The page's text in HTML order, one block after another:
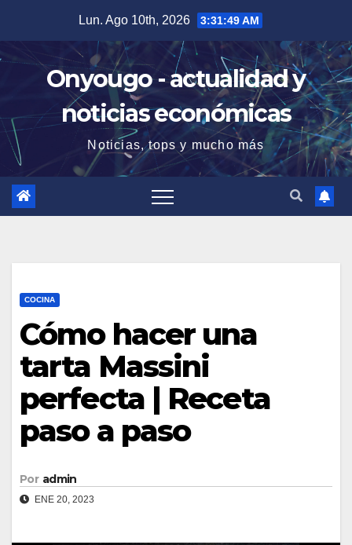
contenido
Lun. Ago 10th, 2026 3:31:49 AM
Onyougo - actualidad y
noticias económicas
Noticias, tops y mucho más
COCINA
Cómo hacer una
tarta Massini
perfecta | Receta
paso a paso
Por admin
ENE 20, 2023